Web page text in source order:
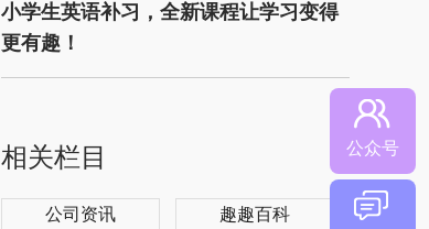
小学生英语补习，全新课程让学习变得
更有趣！
相关栏目
公司资讯 趣趣百科
公众号